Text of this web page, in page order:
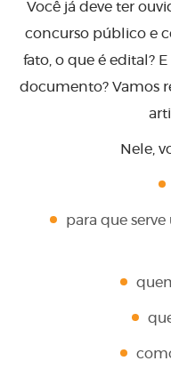
Você já deve ter
concurso público e
fato, o que é edital?
documento? Vamos
Nele,
para que